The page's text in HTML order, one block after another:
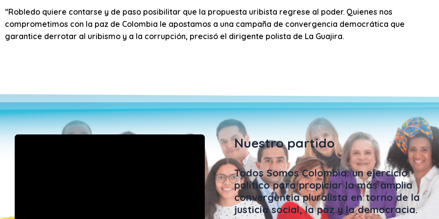
“Robledo quiere contarse y de paso posibilitar que la propuesta uribista regrese al poder. Quienes nos
comprometimos con la paz de Colombia le apostamos a una campaña de convergencia democrática que
garantice derrotar al uribismo y a la corrupción, precisó el dirigente polista de La Guajira.
Nuestro partido
Todos Somos Colombia: un ejercicio
político para propiciar la más amplia
convergencia pluralista en torno de la
justicia social, la paz y la democracia.